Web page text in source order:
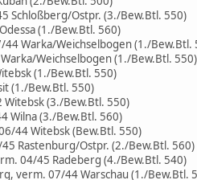
Schloßberg/Ostpr. (3./Bew.Btl. 550)
(1./Bew.Btl. 560)
Warka/Weichselbogen (1./Bew.Btl.
Weichselbogen (1./Bew.Btl. 550)
(1./Bew.Btl. 550)
(1./Bew.Btl. 550)
(3./Bew.Btl. 550)
Wilna (3./Bew.Btl. 560)
44 Witebsk (Bew.Btl. 550)
Rastenburg/Ostpr. (2./Bew.Btl. 560)
04/45 Radeberg (4./Bew.Btl. 540)
verm. 07/44 Warschau (1./Bew.Btl.